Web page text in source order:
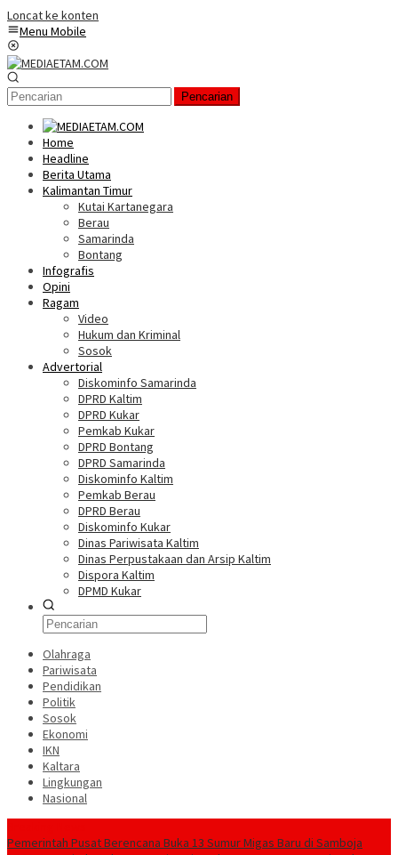
Loncat ke konten
Menu Mobile
Pencarian
Home
Headline
Berita Utama
Kalimantan Timur
Kutai Kartanegara
Berau
Samarinda
Bontang
Infografis
Opini
Ragam
Video
Hukum dan Kriminal
Sosok
Advertorial
Diskominfo Samarinda
DPRD Kaltim
DPRD Kukar
Pemkab Kukar
DPRD Bontang
DPRD Samarinda
Diskominfo Kaltim
Pemkab Berau
DPRD Berau
Diskominfo Kukar
Dinas Pariwisata Kaltim
Dinas Perpustakaan dan Arsip Kaltim
Dispora Kaltim
DPMD Kukar
Olahraga
Pariwisata
Pendidikan
Politik
Sosok
Ekonomi
IKN
Kaltara
Lingkungan
Nasional
Pemerintah Pusat Berencana Buka 13 Sumur Migas Baru di Samboja